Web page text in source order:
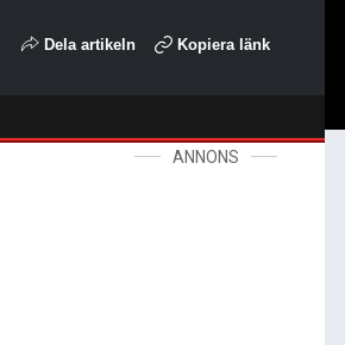
Dela artikeln Kopiera länk
ANNONS